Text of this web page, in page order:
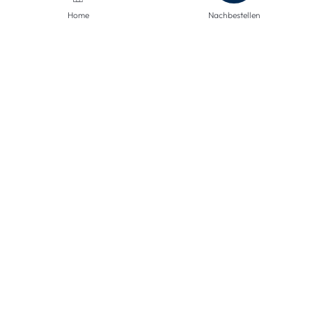
Home Nachbestellen